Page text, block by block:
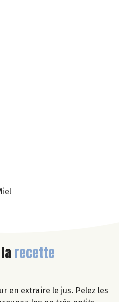
recette
en extraire le jus. Pelez les